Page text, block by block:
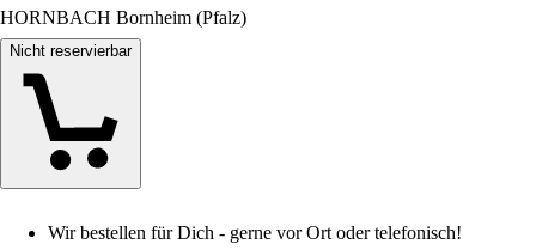
HORNBACH Bornheim (Pfalz)
Nicht reservierbar
Wir bestellen für Dich - gerne vor Ort oder telefonisch!